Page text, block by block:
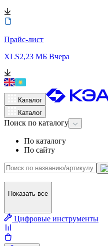
Прайс-лист
XLS2,23 МБ Вчера
Каталог
Каталог
Поиск по каталогу
По каталогу
По сайту
Показать все
Цифровые инструменты